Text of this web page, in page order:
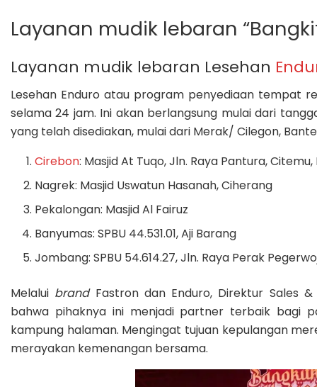
Layanan mudik lebaran
Layanan mudik lebaran Lesehan
Lesehan Enduro atau program penyediaan tempat
selama 24 jam. Ini akan berlangsung mulai dari
yang telah disediakan, mulai dari Merak/ Cilegon,
Cirebon: Masjid At Tuqo, Jln. Raya Pantura, Citemu,
Nagrek: Masjid Uswatun Hasanah, Ciherang
Pekalongan: Masjid Al Fairuz
Banyumas: SPBU 44.531.01, Aji Barang
Jombang: SPBU 54.614.27, Jln. Raya Perak
Melalui brand Fastron dan Enduro, Direktur Sales
bahwa pihaknya ini menjadi partner terbaik bagi
kampung halaman. Mengingat tujuan kepulangan
merayakan kemenangan bersama.